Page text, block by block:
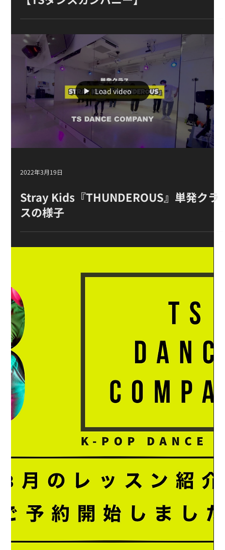
2022年3月20日
NCT U「Universe」マスタークラス3週
目の様子【K-POPダンススクール】
【TSダンスカンパニー】
Load video
Stray Kids『THUNDEROUS』単発クラ
スの様子